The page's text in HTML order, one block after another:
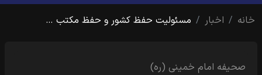
خانه
اخبار مسئولیت حفظ کشور و حفظ مکتب …
صحیفه امام خمینی (ره)